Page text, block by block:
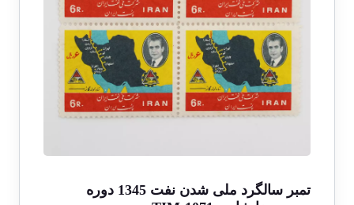
تمبر سالگرد ملی شدن نفت 1345 دوره